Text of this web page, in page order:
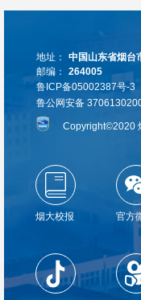
地址：
中国山东省烟台
邮编：
264005
鲁ICP备05002387号-3
鲁公网安备
Copyright©2020
烟大校报 官方